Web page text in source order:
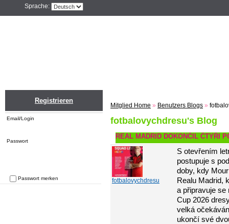
Sprache:
Registrieren
Email/Login
Passwort
Passwort merken
Mitglied Home » Benutzers Blogs »
fotbalovychdresu's Blog
REAL MADRID DOKONČIL ČTYŘI
fotbalovychdresu
S otevřením
postupuje s
doby, kdy
Realu Madrid,
a připravuje se
Cup 2026
velká
ukončí své